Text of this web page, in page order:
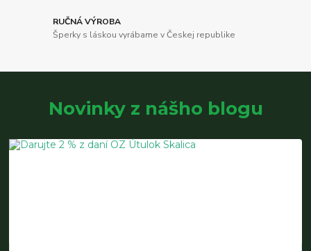
RUČNÁ VÝROBA
Šperky s láskou vyrábame v Českej republike
Novinky z nášho blogu